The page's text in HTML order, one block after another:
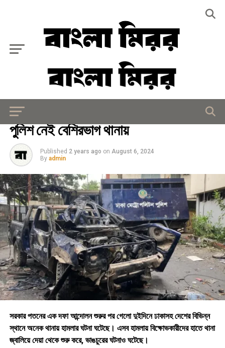
আইন - আদালত
পুলিশ নেই বেশিরভাগ থানায়
Published 2 years ago on August 6, 2024
By admin
সরকার পতনের এক দফা আন্দোলন শুরুর পর গেলো দুইদিনে ঢাকাসহ দেশের বিভিন্ন
স্থানে অনেক থানায় হামলার ঘটনা ঘটেছে। এসব হামলায় বিক্ষোভকারীদের হাতে থানা
জ্বালিয়ে দেয়া থেকে শুরু করে, ভাঙচুরের ঘটনাও ঘটেছে।